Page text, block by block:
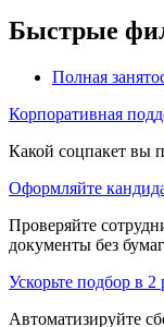
Быстрые
Полная
Корпоративная
Какой соцпакет вы
Оформляйте
Проверяйте
документы без
Ускорьте подбор в 2
Автоматизируйте